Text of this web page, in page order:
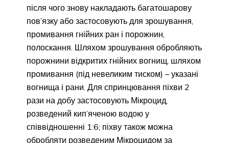
після чого знову накладають багатошарову
пов’язку або застосовують для зрошування,
промивання гнійних ран і порожнин,
полоскання. Шляхом зрошування обробляють
порожнини відкритих гнійних вогнищ, шляхом
промивання (під невеликим тиском) – указані
вогнища і рани. Для спринцювання піхви 2
рази на добу застосовують Мікроцид,
розведений кип’яченою водою у
співвідношенні 1:6; піхву також можна
обробляти розведеним Мікроцидом за